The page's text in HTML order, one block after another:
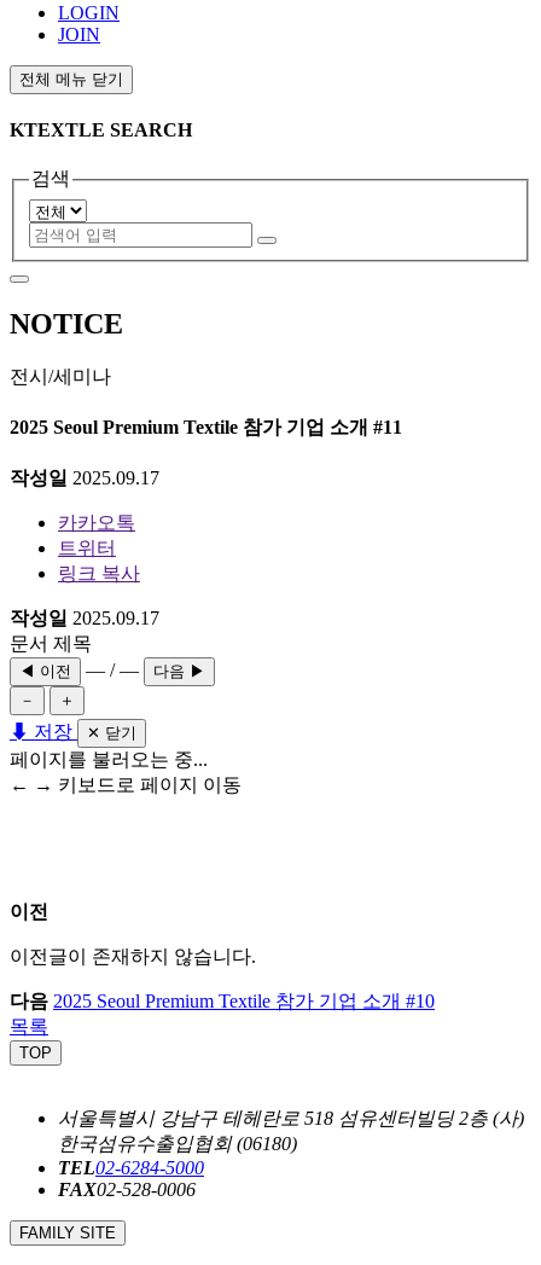
LOGIN
JOIN
전체 메뉴 닫기
KTEXTLE SEARCH
검색
NOTICE
전시/세미나
2025 Seoul Premium Textile 참가 기업 소개 #11
작성일 2025.09.17
카카오톡
트위터
링크 복사
작성일 2025.09.17
문서 제목
◀ 이전 — / —
다음 ▶
－
＋
⬇ 저장 ✕ 닫기
페이지를 불러오는 중...
← → 키보드로 페이지 이동
이전
이전글이 존재하지 않습니다.
다음 2025 Seoul Premium Textile 참가 기업 소개 #10
목록
TOP
서울특별시 강남구 테헤란로 518 섬유센터빌딩 2층 (사)
한국섬유수출입협회 (06180)
TEL02-6284-5000
FAX02-528-0006
FAMILY SITE